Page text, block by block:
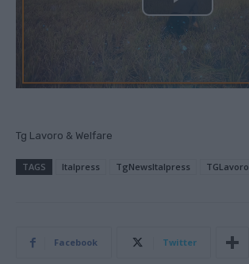
P
l
a
Tg Lavoro & Welfare
TAGS Italpress TgNewsItalpress TGLavoro
Facebook Twitter